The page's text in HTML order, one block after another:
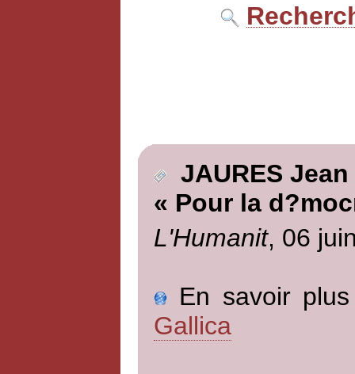
JAURES Jean
« Pour la
L'Humanit, 06
En savoir
Gallica